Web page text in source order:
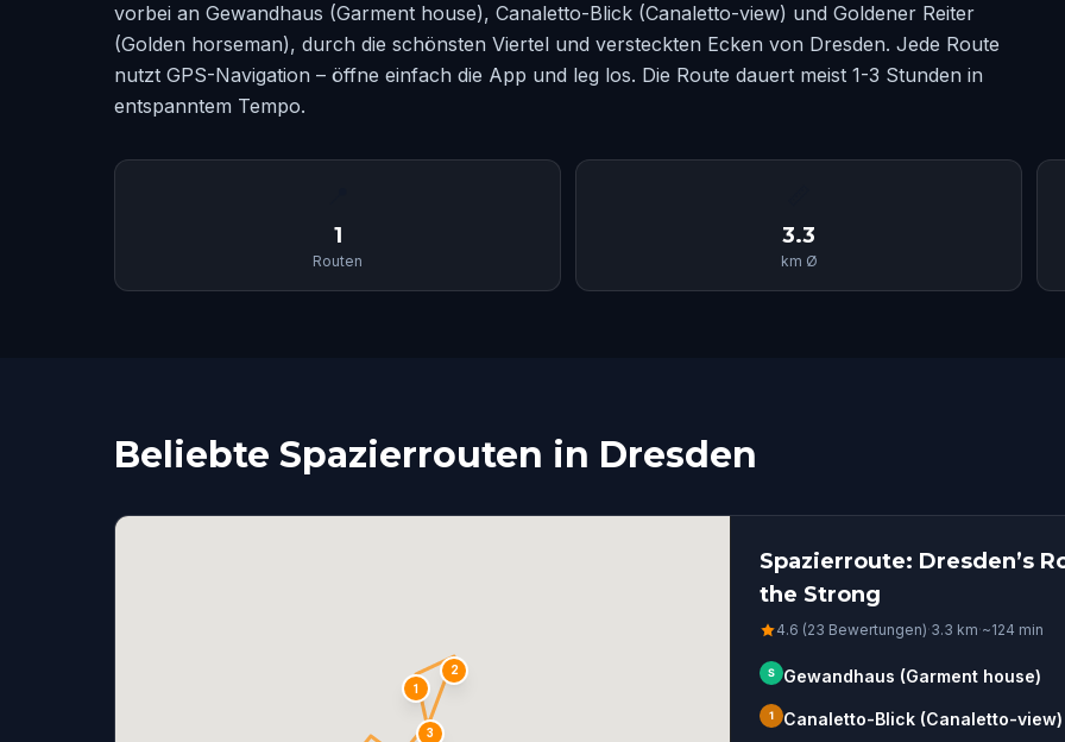
vorbei an Gewandhaus (Garment house), Canaletto-Blick (Canaletto-view) und Goldener Reiter
(Golden horseman), durch die schönsten Viertel und versteckten Ecken von Dresden. Jede Route
nutzt GPS-Navigation – öffne einfach die App und leg los. Die Route dauert meist 1-3 Stunden in
entspanntem Tempo.
1
Routen
3.3
km Ø
Beliebte Spazierrouten in Dresden
1
2
3
Spazierroute: Dresden’s
the Strong
4.6 (23 Bewertungen)·3.3 km·~124 min
S Gewandhaus (Garment house)
1 Canaletto-Blick (Canaletto-view)